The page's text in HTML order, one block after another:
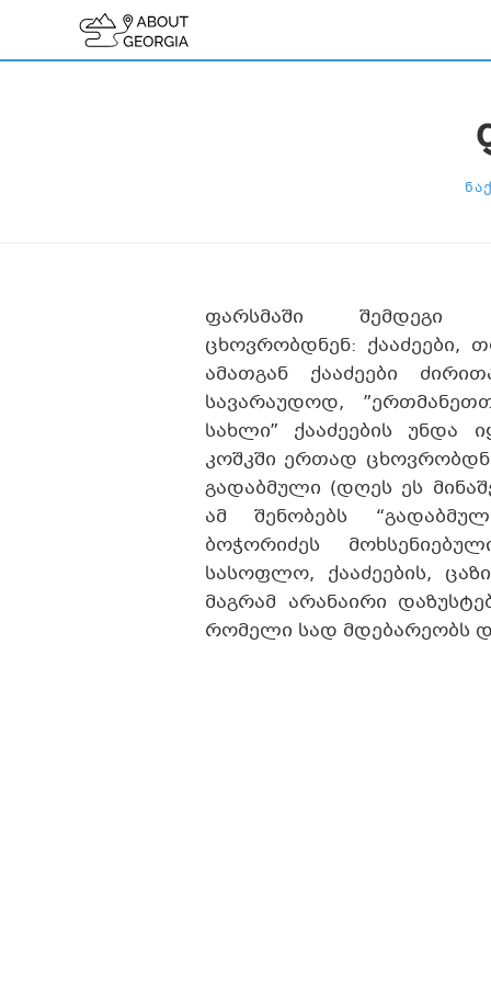
ფარსმაში შემდეგი
ცხოვრობდნენ: ქააძეები,
ამათგან ქააძეები
სავარაუდოდ,
სახლი” ქააძეების უნდა
კოშკში ერთად
გადაბმული (დღეს ეს
ამ შენობებს
ბოჭორიძეს
სასოფლო, ქააძეების,
მაგრამ არანაირი
რომელი სად მდებარეობს